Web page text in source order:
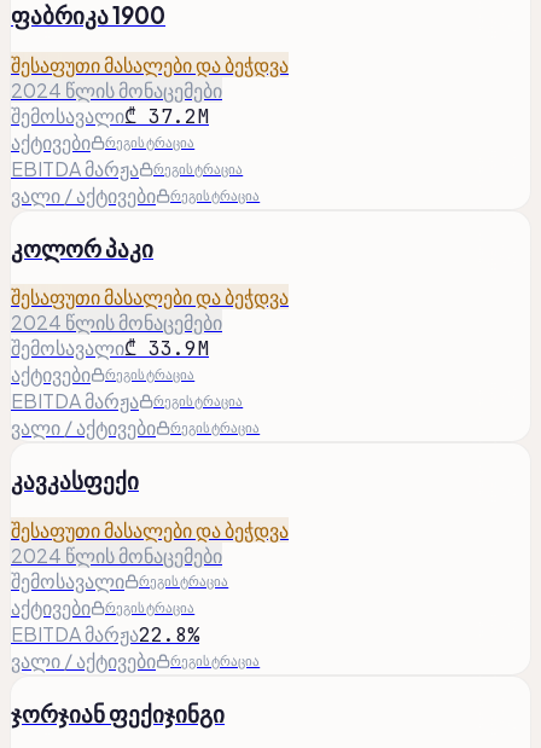
ფაბრიკა 1900
შესაფუთი მასალები და ბეჭდვა
2024 წლის მონაცემები
შემოსავალი₾ 37.2M
აქტივები
რეგისტრაცია
EBITDA მარჟა რეგისტრაცია
ვალი / აქტივები რეგისტრაცია
კოლორ პაკი
შესაფუთი მასალები და ბეჭდვა
2024 წლის მონაცემები
შემოსავალი₾ 33.9M
აქტივები
რეგისტრაცია
EBITDA მარჟა რეგისტრაცია
ვალი / აქტივები რეგისტრაცია
კავკასფექი
შესაფუთი მასალები და ბეჭდვა
2024 წლის მონაცემები
შემოსავალი
რეგისტრაცია
აქტივები რეგისტრაცია
EBITDA მარჟა22.8%
ვალი / აქტივები
რეგისტრაცია
ჯორჯიან ფექიჯინგი